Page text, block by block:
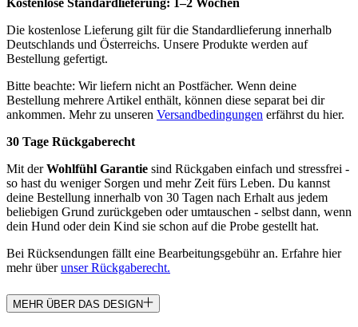
Die kostenlose Lieferung gilt für die Standardlieferung innerhalb
Deutschlands und Österreichs. Unsere Produkte werden auf
Bestellung gefertigt.
Bitte beachte: Wir liefern nicht an Postfächer. Wenn deine
Bestellung mehrere Artikel enthält, können diese separat bei dir
ankommen. Mehr zu unseren Versandbedingungen erfährst du hier.
30 Tage Rückgaberecht
Mit derWohlfühl Garantie sind Rückgaben einfach und stressfrei -
so hast du weniger Sorgen und mehr Zeit fürs Leben. Du kannst
deine Bestellung innerhalb von 30 Tagen nach Erhalt aus jedem
beliebigen Grund zurückgeben oder umtauschen - selbst dann, wenn
dein Hund oder dein Kind sie schon auf die Probe gestellt hat.
Bei Rücksendungen fällt eine Bearbeitungsgebühr an. Erfahre hier
mehr überunser Rückgaberecht.
MEHR ÜBER DAS DESIGN